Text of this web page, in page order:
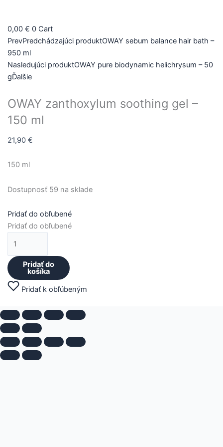
0,00 € 0 Cart
PrevPredchádzajúci produktOWAY sebum balance hair bath –
950 ml
Nasledujúci produktOWAY pure biodynamic helichrysum – 50
gĎalšie
OWAY zanthoxylum soothing gel –
150 ml
21,90 €
150 ml
Dostupnosť 59 na sklade
Pridať do obľubené
Pridať do obľubené
zanthoxylum
soothing
gel
-
150
Pridať do
košíka
Pridať k obľúbeným